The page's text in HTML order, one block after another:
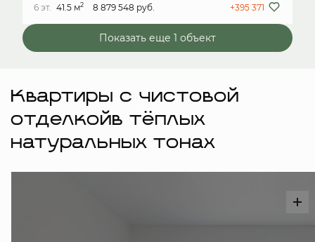
6 эт. 41.5 м2 8 879 548 руб. +395 371
Показать еще 1 объект
Квартиры с чистовой
отделкойв тёплых
натуральных тонах